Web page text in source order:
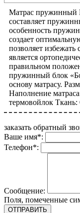
Матрас пружинный
составляет
особенность
создает
позволяет
является
правильном
пружинный блок
основу матрасу.
Наполнение
термовойлок Ткань:
заказать обратный
Ваше имя*:
Телефон*:
Сообщение:
Поля, помеченные